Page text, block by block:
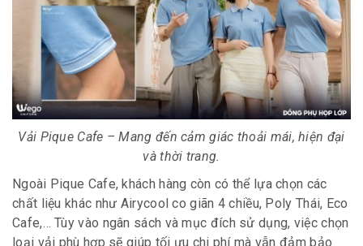
Vải Pique Cafe – Mang đến cảm giác thoải mái, hiện đại
và thời trang.
Ngoài Pique Cafe, khách hàng còn có thể lựa chọn các
chất liệu khác như Airycool co giãn 4 chiều, Poly Thái, Eco
Cafe,… Tùy vào ngân sách và mục đích sử dụng, việc chọn
loại vải phù hợp sẽ giúp tối ưu chi phí mà vẫn đảm bảo